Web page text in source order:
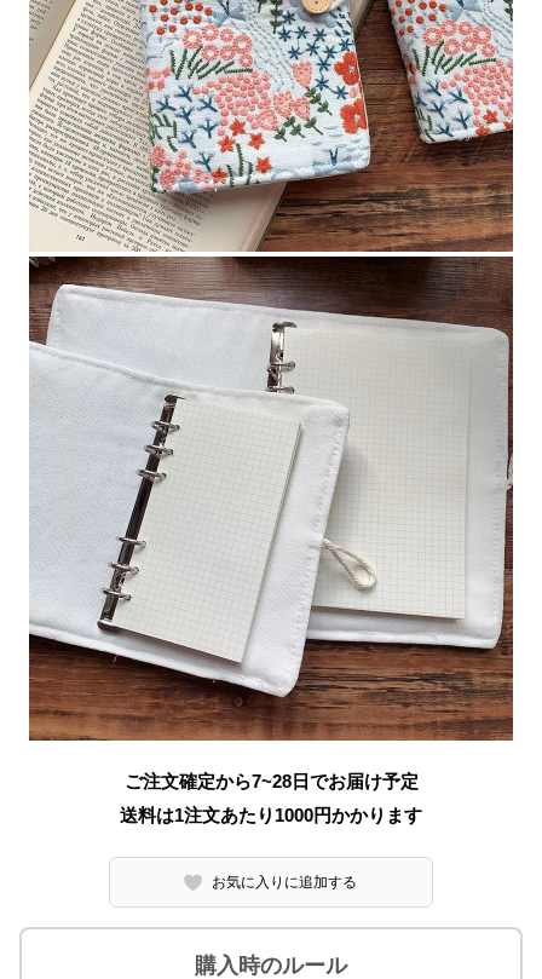
ご注文確定から7~28日でお届け予定
送料は1注文あたり 1000円かかります
お気に入りに追加する
購入時のルール